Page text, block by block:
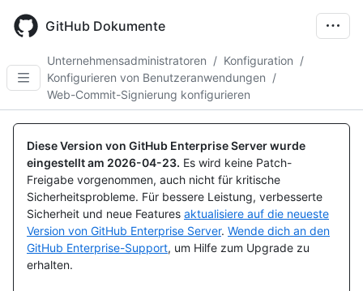
main
GitHub Dokumente
Unternehmensadministratoren / Konfiguration /
Konfigurieren von Benutzeranwendungen /
Web-Commit-Signierung konfigurieren
Diese Version von GitHub Enterprise Server wurde
eingestellt am 2026-04-23. Es wird keine Patch-
Freigabe vorgenommen, auch nicht für kritische
Sicherheitsprobleme. Für bessere Leistung, verbesserte
Sicherheit und neue Features aktualisiere auf die neueste
Version von GitHub Enterprise Server. Wende dich an den
GitHub Enterprise-Support, um Hilfe zum Upgrade zu
erhalten.